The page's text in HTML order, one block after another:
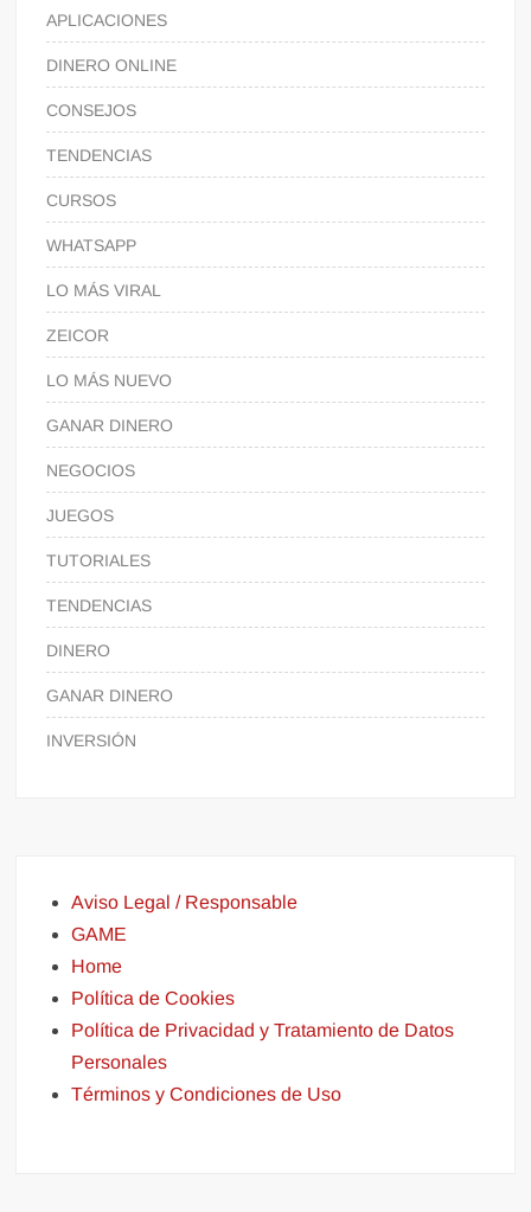
APLICACIONES
DINERO ONLINE
CONSEJOS
TENDENCIAS
CURSOS
WHATSAPP
LO MÁS VIRAL
ZEICOR
LO MÁS NUEVO
GANAR DINERO
NEGOCIOS
JUEGOS
TUTORIALES
TENDENCIAS
DINERO
GANAR DINERO
INVERSIÓN
Aviso Legal / Responsable
GAME
Home
Política de Cookies
Política de Privacidad y Tratamiento de Datos
Personales
Términos y Condiciones de Uso